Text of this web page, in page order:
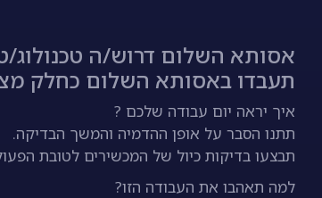
אסותא השלום דרוש/ה טכנולוג/
תעבדו באסותא השלום כחלק
איך יראה יום עבודה שלכם ?
תתנו הסבר על אופן ההדמיה והמשך הבדיקה.
תבצעו בדיקות כיול של המכשירים לטובת
למה תאהבו את העבודה הזו?